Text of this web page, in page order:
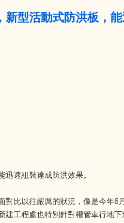
型活動式防洪板，
速組裝達成防洪效果。
對比以往嚴厲的狀況，像是今年6
建工程處也特別針對權管車行地